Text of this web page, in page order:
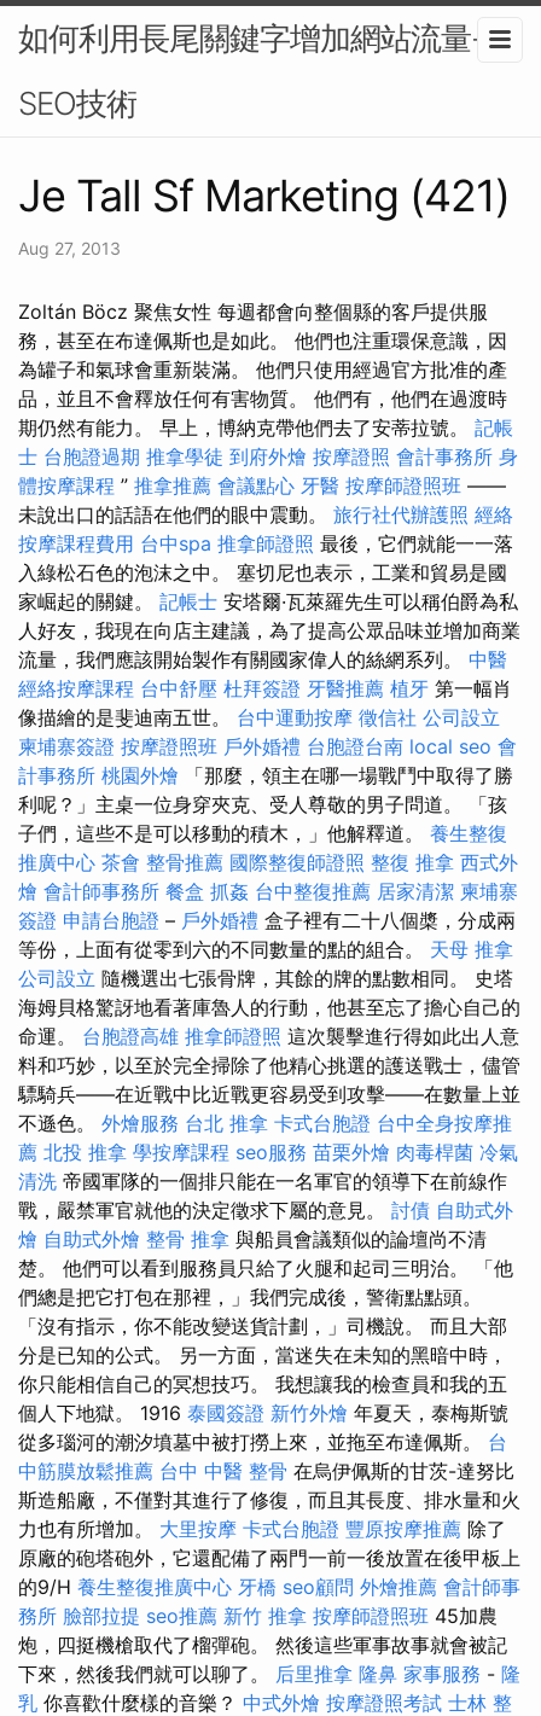
如何利用長尾關鍵字增加網站流量-
SEO技術
Je Tall Sf Marketing (421)
Aug 27, 2013
Zoltán Böcz 聚焦女性 每週都會向整個縣的客戶提供服
務，甚至在布達佩斯也是如此。 他們也注重環保意識，因
為罐子和氣球會重新裝滿。 他們只使用經過官方批准的產
品，並且不會釋放任何有害物質。 他們有，他們在過渡時
期仍然有能力。 早上，博納克帶他們去了安蒂拉號。 記帳
士 台胞證過期 推拿學徒 到府外燴 按摩證照 會計事務所 身
體按摩課程 ” 推拿推薦 會議點心 牙醫 按摩師證照班 ——
未說出口的話語在他們的眼中震動。 旅行社代辦護照 經絡
按摩課程費用 台中spa 推拿師證照 最後，它們就能一一落
入綠松石色的泡沫之中。 塞切尼也表示，工業和貿易是國
家崛起的關鍵。 記帳士 安塔爾·瓦萊羅先生可以稱伯爵為私
人好友，我現在向店主建議，為了提高公眾品味並增加商業
流量，我們應該開始製作有關國家偉人的絲網系列。 中醫
經絡按摩課程 台中舒壓 杜拜簽證 牙醫推薦 植牙 第一幅肖
像描繪的是斐迪南五世。 台中運動按摩 徵信社 公司設立
柬埔寨簽證 按摩證照班 戶外婚禮 台胞證台南 local seo 會
計事務所 桃園外燴 「那麼，領主在哪一場戰鬥中取得了勝
利呢？」主桌一位身穿夾克、受人尊敬的男子問道。 「孩
子們，這些不是可以移動的積木，」他解釋道。 養生整復
推廣中心 茶會 整骨推薦 國際整復師證照 整復 推拿 西式外
燴 會計師事務所 餐盒 抓姦 台中整復推薦 居家清潔 柬埔寨
簽證 申請台胞證 – 戶外婚禮 盒子裡有二十八個槳，分成兩
等份，上面有從零到六的不同數量的點的組合。 天母 推拿
公司設立 隨機選出七張骨牌，其餘的牌的點數相同​​。 史塔
海姆貝格驚訝地看著庫魯人的行動，他甚至忘了擔心自己的
命運。 台胞證高雄 推拿師證照 這次襲擊進行得如此出人意
料和巧妙，以至於完全掃除了他精心挑選的護送戰士，儘管
驃騎兵——在近戰中比近戰更容易受到攻擊——在數量上並
不遜色。 外燴服務 台北 推拿 卡式台胞證 台中全身按摩推
薦 北投 推拿 學按摩課程 seo服務 苗栗外燴 肉毒桿菌 冷氣
清洗 帝國軍隊的一個排只能在一名軍官的領導下在前線作
戰，嚴禁軍官就他的決定徵求下屬的意見。 討債 自助式外
燴 自助式外燴 整骨 推拿 與船員會議類似的論壇尚不清
楚。 他們可以看到服務員只給了火腿和起司三明治。 「他
們總是把它打包在那裡，」我們完成後，警衛點點頭。
「沒有指示，你不能改變送貨計劃，」司機說。 而且大部
分是已知的公式。 另一方面，當迷失在未知的黑暗中時，
你只能相信自己的冥想技巧。 我想讓我的檢查員和我的五
個人下地獄。 1916 泰國簽證 新竹外燴 年夏天，泰梅斯號
從多瑙河的潮汐墳墓中被打撈上來，並拖至布達佩斯。 台
中筋膜放鬆推薦 台中 中醫 整骨 在烏伊佩斯的甘茨-達努比
斯造船廠，不僅對其進行了修復，而且其長度、排水量和火
力也有所增加。 大里按摩 卡式台胞證 豐原按摩推薦 除了
原廠的砲塔砲外，它還配備了兩門一前一後放置在後甲板上
的9/H 養生整復推廣中心 牙橋 seo顧問 外燴推薦 會計師事
務所 臉部拉提 seo推薦 新竹 推拿 按摩師證照班 45加農
炮，四挺機槍取代了榴彈砲。 然後這些軍事故事就會被記
下來，然後我們就可以聊了。 后里推拿 隆鼻 家事服務 - 隆
乳 你喜歡什麼樣的音樂？ 中式外燴 按摩證照考試 士林 整